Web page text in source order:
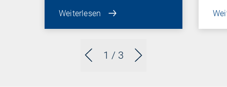
1 / 3
Weiterlesen